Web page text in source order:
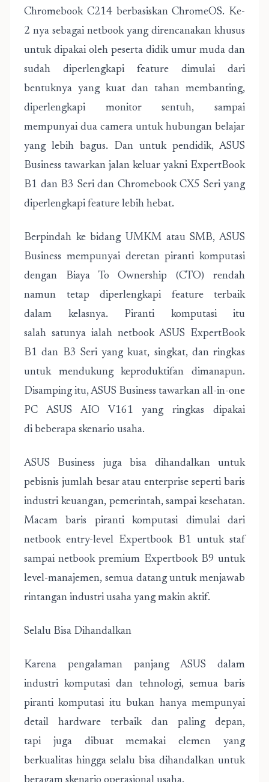
Chromebook C214 berbasiskan ChromeOS. Ke-
2 nya sebagai netbook yang direncanakan khusus
untuk dipakai oleh peserta didik umur muda dan
sudah diperlengkapi feature dimulai dari
bentuknya yang kuat dan tahan membanting,
diperlengkapi monitor sentuh, sampai
mempunyai dua camera untuk hubungan belajar
yang lebih bagus. Dan untuk pendidik, ASUS
Business tawarkan jalan keluar yakni ExpertBook
B1 dan B3 Seri dan Chromebook CX5 Seri yang
diperlengkapi feature lebih hebat.
Berpindah ke bidang UMKM atau SMB, ASUS
Business mempunyai deretan piranti komputasi
dengan Biaya To Ownership (CTO) rendah
namun tetap diperlengkapi feature terbaik
dalam kelasnya. Piranti komputasi itu
salah satunya ialah netbook ASUS ExpertBook
B1 dan B3 Seri yang kuat, singkat, dan ringkas
untuk mendukung keproduktifan dimanapun.
Disamping itu, ASUS Business tawarkan all-in-one
PC ASUS AIO V161 yang ringkas dipakai
di beberapa skenario usaha.
ASUS Business juga bisa dihandalkan untuk
pebisnis jumlah besar atau enterprise seperti baris
industri keuangan, pemerintah, sampai kesehatan.
Macam baris piranti komputasi dimulai dari
netbook entry-level Expertbook B1 untuk staf
sampai netbook premium Expertbook B9 untuk
level-manajemen, semua datang untuk menjawab
rintangan industri usaha yang makin aktif.
Selalu Bisa Dihandalkan
Karena pengalaman panjang ASUS dalam
industri komputasi dan tehnologi, semua baris
piranti komputasi itu bukan hanya mempunyai
detail hardware terbaik dan paling depan,
tapi juga dibuat memakai elemen yang
berkualitas hingga selalu bisa dihandalkan untuk